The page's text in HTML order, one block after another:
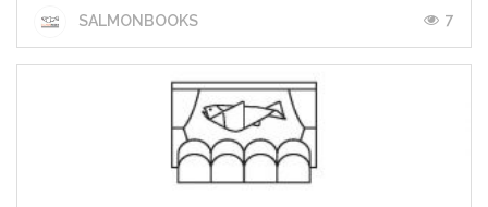
SALMONBOOKS 7